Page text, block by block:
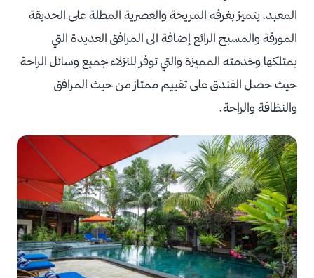
المعبد، يتميز بغرفه المريحة والعصرية المطلة على الحديقة
المورقة والمسبح الرائع إضافة الى المرافق العديدة التي
يمتلكها وخدمته المميزة والتي توفر للنزلاء جميع وسائل الراحة
حيث حصل الفندق على تقييم ممتاز من حيث المرافق
والنظافة والراحة.